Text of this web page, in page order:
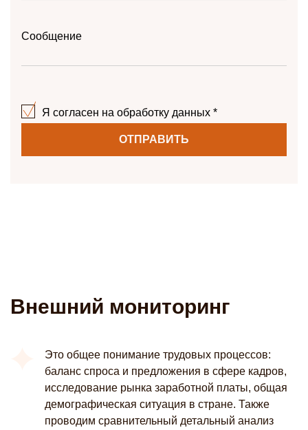
Я согласен на обработку данных *
Внешний мониторинг
Это общее понимание трудовых процессов:
баланс спроса и предложения в сфере кадров,
исследование рынка заработной платы, общая
демографическая ситуация в стране. Также
проводим сравнительный детальный анализ